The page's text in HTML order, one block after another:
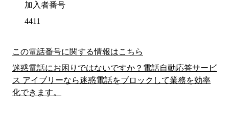
加入者番号
4411
この電話番号に関する情報はこちら
迷惑電話にお困りではないですか？電話自動応答サービ
ス アイブリーなら迷惑電話をブロックして業務を効率
化できます。